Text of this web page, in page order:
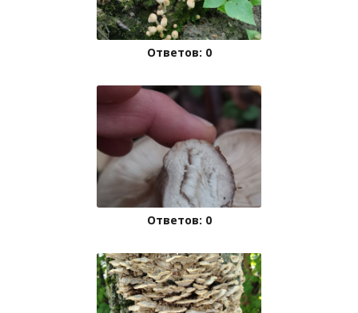
Ответов: 0
Ответов: 0